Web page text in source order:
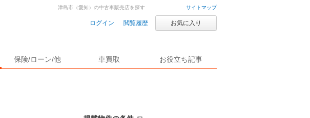
サイトマップ
ログイン 閲覧履歴 お気に入り
保険/ローン/他 車買取 お役立ち記事
津島市（愛知）の中古車販売店を探す